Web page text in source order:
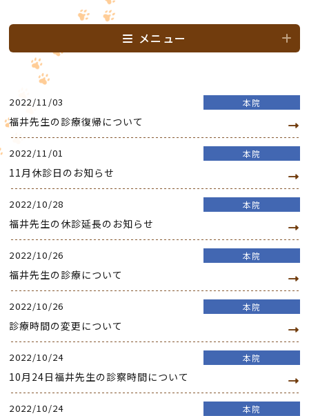
メニュー
2022/11/03 本院
福井先生の診療復帰について
2022/11/01 本院
11月休診日のお知らせ
2022/10/28 本院
福井先生の休診延長のお知らせ
2022/10/26 本院
福井先生の診療について
2022/10/26 本院
診療時間の変更について
2022/10/24 本院
10月24日福井先生の診察時間について
2022/10/24 本院